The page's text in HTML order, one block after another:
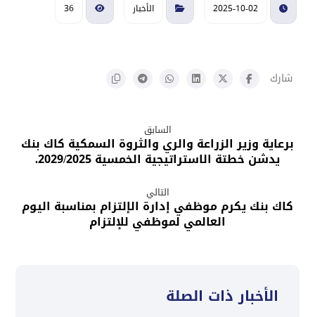
2025-10-02 الأخبار 36
السابق
برعاية وزير الزراعة والري والثروة السمكية كاك بنك
يدشن خطتة الاستراتيجية الخمسية 2029/2025.
التالي
كاك بنك يكرم موظفي إدارة الإلتزام بمناسبة اليوم
العالمي لموظفي للإلتزام
الأخبار ذات الصلة